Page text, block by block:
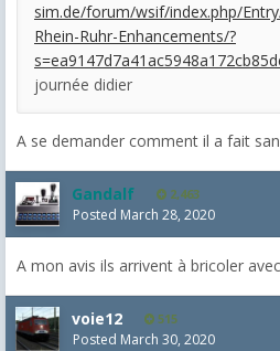
sim.de/forum/wsif/index.php/
Rhein-Ruhr-Enhancements/?
journée didier
A se demander comment il a fait
Gandalf 2,463
Posted March 28, 2020
A mon avis ils arrivent à bricoler
voie12 515
Posted March 30, 2020